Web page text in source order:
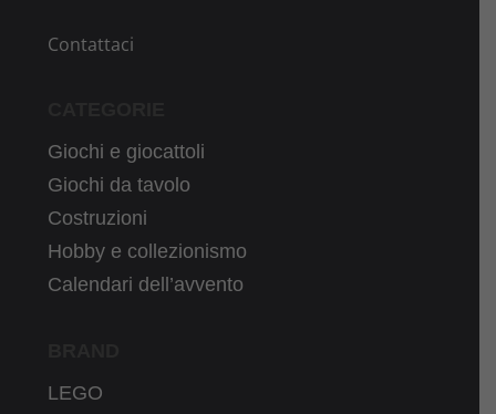
Contattaci
Giochi e giocattoli
Giochi da tavolo
Costruzioni
Hobby e collezionismo
Calendari dell’avvento
LEGO